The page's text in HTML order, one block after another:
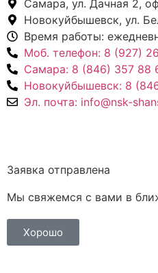
Самара, ул. Дачная 2,
Новокуйбышевск, ул.
Время работы:
Моб. телефон: 8 (927)
Самара: 8 (846) 357 88
Новокуйбышевск: 8
Эл. почта: info@nsk-
Заявка отправлена
Мы свяжемся с вами в
Хорошо